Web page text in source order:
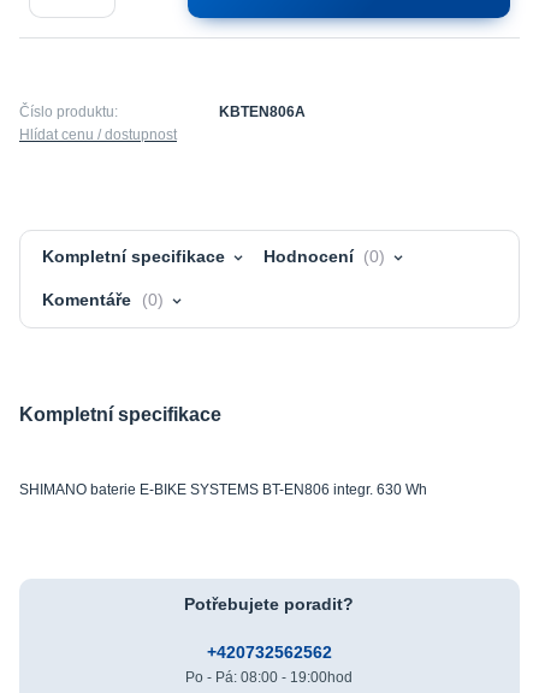
Číslo produktu:
KBTEN806A
Hlídat cenu / dostupnost
Kompletní specifikace Hodnocení 0
Komentáře 0
Kompletní specifikace
SHIMANO baterie E-BIKE SYSTEMS BT-EN806 integr. 630 Wh
Potřebujete poradit?
+420732562562
Po - Pá: 08:00 - 19:00hod